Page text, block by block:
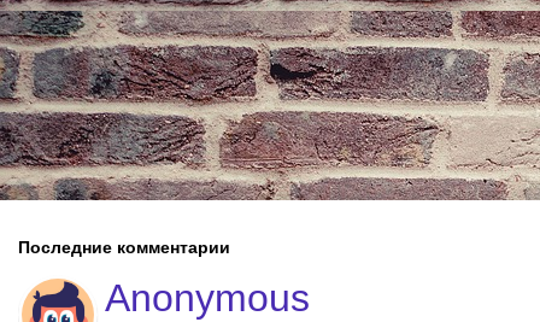
Последние комментарии
Anonymous